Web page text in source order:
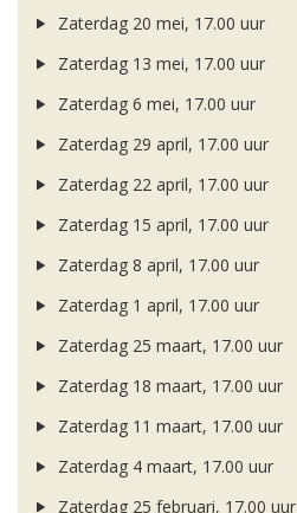
Zaterdag 20 mei, 17.00 uur
Zaterdag 13 mei, 17.00 uur
Zaterdag 6 mei, 17.00 uur
Zaterdag 29 april, 17.00 uur
Zaterdag 22 april, 17.00 uur
Zaterdag 15 april, 17.00 uur
Zaterdag 8 april, 17.00 uur
Zaterdag 1 april, 17.00 uur
Zaterdag 25 maart, 17.00 uur
Zaterdag 18 maart, 17.00 uur
Zaterdag 11 maart, 17.00 uur
Zaterdag 4 maart, 17.00 uur
Zaterdag 25 februari, 17.00 uur